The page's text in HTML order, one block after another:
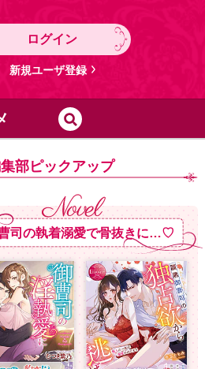
ログイン
新規ユーザ登録
部ピックアップ
司の執着溺愛で骨抜きに…♡